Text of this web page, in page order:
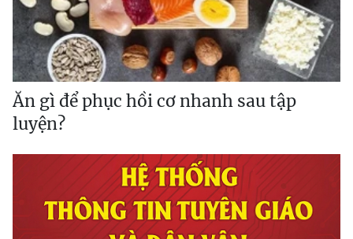
Ăn gì để phục hồi cơ nhanh sau tập
luyện?